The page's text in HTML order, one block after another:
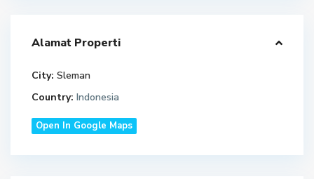
Alamat Properti
City: Sleman
Country: Indonesia
Open In Google Maps